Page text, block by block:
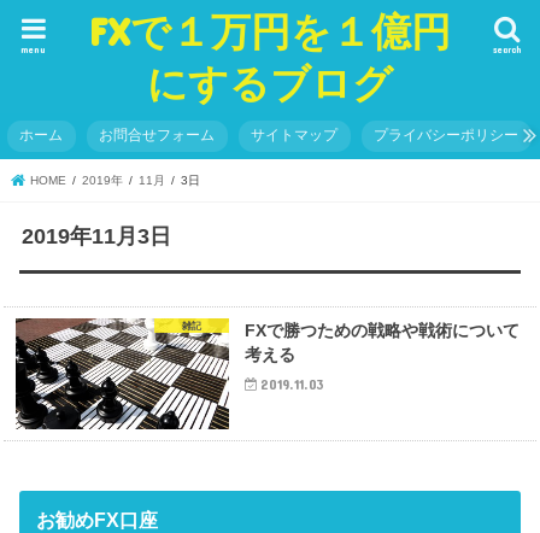
FXで１万円を１億円
にするブログ
search
menu
ホーム お問合せフォーム サイトマップ プライバシーポリシー
HOME 2019年 11月 3日
2019年11月3日
雑記
FXで勝つための戦略や戦術について
考える
2019.11.03
お勧めFX口座